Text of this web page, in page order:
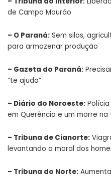
de Campo Mourão
– O Paraná: Sem silos,
para armazenar produção
– Gazeta do Paraná:
“te ajuda”
– Diário do Noroeste:
em Querência e um morre
– Tribuna de Cianorte:
levantando a moral dos
– Tribuna do Norte: